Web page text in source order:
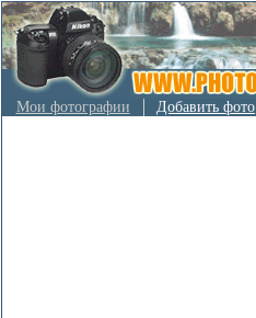
Мои фотографии
Добавить фото